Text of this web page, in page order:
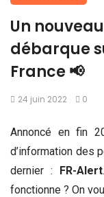
Un
débarque
France 📢
24 juin 2022 0
Annoncé en fin
d’information des
dernier : FR-Alert
fonctionne ? On